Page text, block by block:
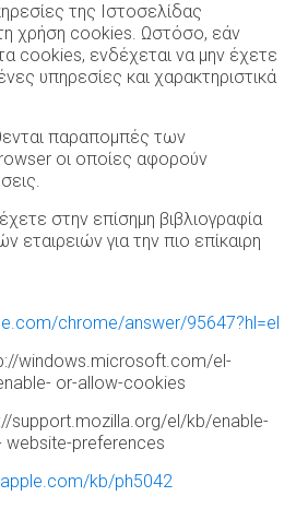
της Ιστοσελίδας
χρήση cookies. Ωστόσο, εάν
cookies, ενδέχεται να μην έχετε
υπηρεσίες και χαρακτηριστικά
παραπομπές των
οι οποίες αφορούν
στην επίσημη βιβλιογραφία
εταιρειών για την πιο επίκαιρη
chrome/answer/95647?hl=el
windows.microsoft.com/el-
or-allow-cookies
support.mozilla.org/el/kb/enable-
website-preferences
kb/ph5042